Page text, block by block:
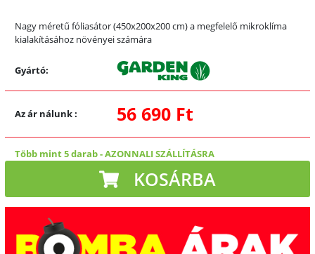
Nagy méretű fóliasátor (450x200x200 cm) a megfelelő mikroklíma
kialakításához növényei számára
Gyártó:
Az ár nálunk: 56 690 Ft
Több mint 5 darab-AZONNALI SZÁLLÍTÁSRA
KOSÁRBA